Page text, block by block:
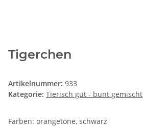
Tigerchen
Artikelnummer: 933
Kategorie: Tierisch gut - bunt gemischt
Farben: orangetöne, schwarz